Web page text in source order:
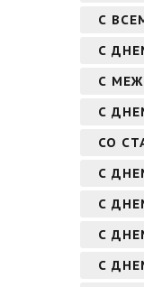
С
С
С
С
СО
С
С
С
С